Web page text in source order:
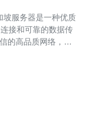
接和可靠的数据传
的高品质网络，拥
重要网络枢纽，拥